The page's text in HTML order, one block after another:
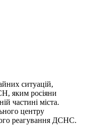
ситуацій,
яким росіяни
частині міста.
центру
реагування ДСНС.